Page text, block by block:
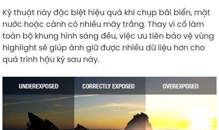
Kỹ thuật này đặc biệt hiệu quả khi chụp bãi biển, mặt
nước hoặc cảnh có nhiều mây trắng. Thay vì cố làm
toàn bộ khung hình sáng đều, việc ưu tiên bảo vệ vùng
highlight sẽ giúp ảnh giữ được nhiều dữ liệu hơn cho
quá trình hậu kỳ sau này.